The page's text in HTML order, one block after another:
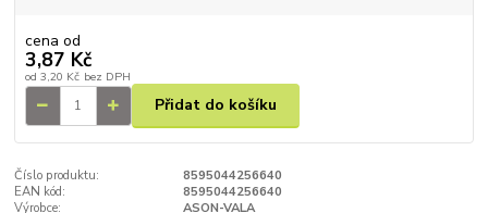
cena od
3,87 Kč
od 3,20 Kč bez DPH
Přidat do košíku
Číslo produktu:
8595044256640
EAN kód:
8595044256640
Výrobce:
ASON-VALA